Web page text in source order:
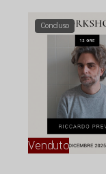
Concluso
Venduto